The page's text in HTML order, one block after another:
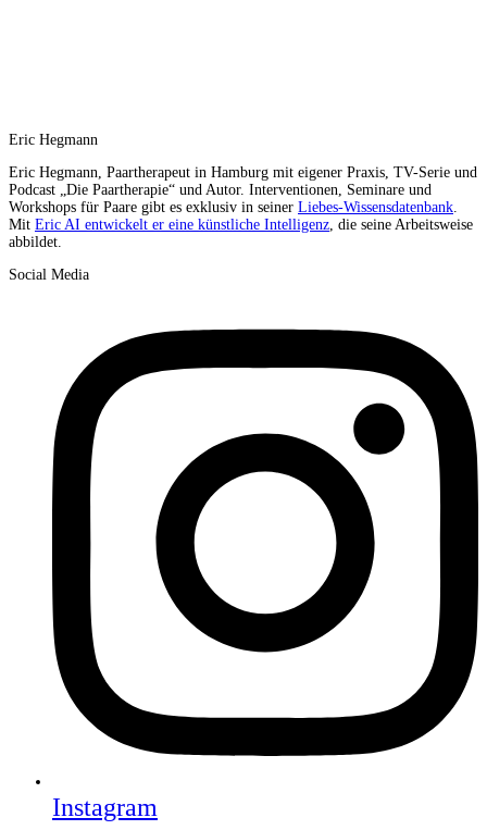
Eric Hegmann
Eric Hegmann, Paartherapeut in Hamburg mit eigener Praxis, TV-Serie und
Podcast „Die Paartherapie“ und Autor. Interventionen, Seminare und
Workshops für Paare gibt es exklusiv in seiner Liebes-Wissensdatenbank.
Mit Eric AI entwickelt er eine künstliche Intelligenz, die seine Arbeitsweise
abbildet.
Social Media
Instagram